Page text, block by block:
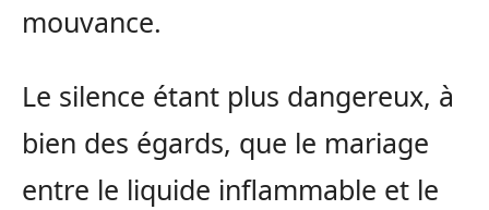
mouvance.
Le silence étant plus dangereux, à
bien des égards, que le mariage
entre le liquide inflammable et le